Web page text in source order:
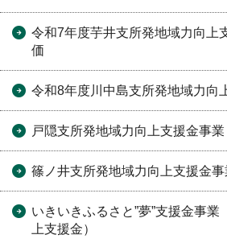
令和7年度芋井支所発地域力向上
価
令和8年度川中島支所発地域力向
戸隠支所発地域力向上支援金事業
篠ノ井支所発地域力向上支援金
いきいきふるさと”夢”支援金事業
上支援金）